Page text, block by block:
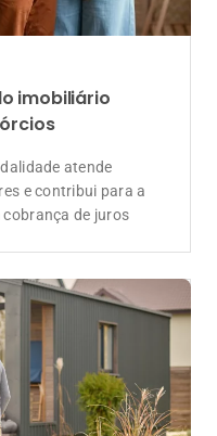
imobiliário
atende
e contribui para a
de juros